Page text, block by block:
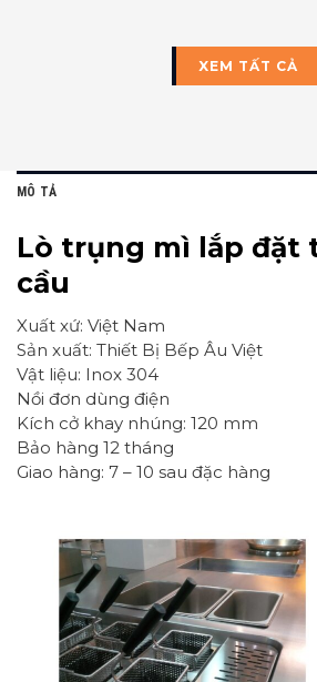
XEM TẤT CẢ
MÔ TẢ
Lò trụng mì lắp đặt
cầu
Xuất xứ: Việt Nam
Sản xuất: Thiết Bị Bếp Âu Việt
Vật liệu: Inox 304
Nồi đơn dùng điện
Kích cở khay nhúng: 120 mm
Bảo hàng 12 tháng
Giao hàng: 7 – 10 sau đặc hàng